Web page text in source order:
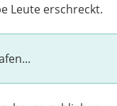
Leute erschreckt.